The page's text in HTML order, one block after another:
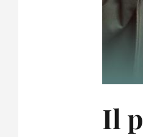
Il